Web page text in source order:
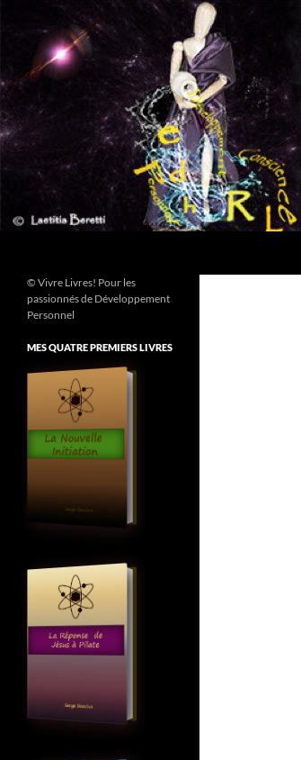
contenu
© Vivre Livres! Pour les
passionnés de Développement
Personnel
MES QUATRE PREMIERS LIVRES